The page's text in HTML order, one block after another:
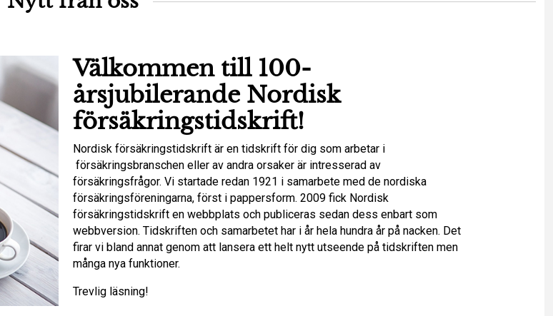
Välkommen till 100-
årsjubilerande Nordisk
försäkringstidskrift!
Nordisk försäkringstidskrift är en tidskrift för dig som arbetar i
försäkringsbranschen eller av andra orsaker är intresserad av
försäkringsfrågor. Vi startade redan 1921 i samarbete med de nordiska
försäkringsföreningarna, först i pappersform. 2009 fick Nordisk
försäkringstidskrift en webbplats och publiceras sedan dess enbart som
webbversion. Tidskriften och samarbetet har i år hela hundra år på nacken. Det
firar vi bland annat genom att lansera ett helt nytt utseende på tidskriften men
många nya funktioner.
Trevlig läsning!